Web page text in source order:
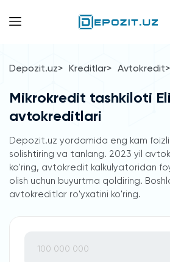
Depozit.uz Kreditlar Avtokredit
Mikrokredit tashkiloti
avtokreditlari
Depozit.uz yordamida eng kam
solishtiring va tanlang. 2023 yil
ko'ring, avtokredit kalkulyatoridan
olish uchun buyurtma qoldiring.
avtokreditlar ro'yxatini ko'ring.